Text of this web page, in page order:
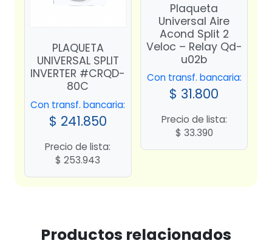
PLAQUETA
UNIVERSAL SPLIT
INVERTER #CRQD-
80C
Con transf. bancaria:
$ 241.850
Precio de lista:
$ 253.943
Plaqueta
Universal Aire
Acond Split 2
Veloc – Relay Qd-
u02b
Con transf. bancaria:
$ 31.800
Precio de lista:
$ 33.390
Productos relacionados